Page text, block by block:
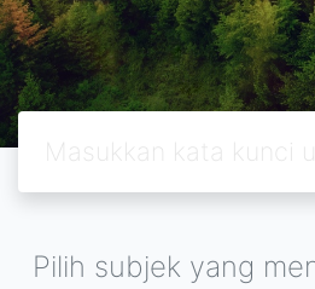
Pilih subjek yang